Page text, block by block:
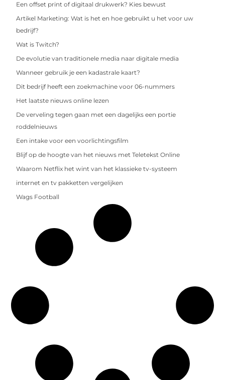
Een offset print of digitaal drukwerk? Kies bewust
Artikel Marketing: Wat is het en hoe gebruikt u het voor uw
bedrijf?
Wat is Twitch?
De evolutie van traditionele media naar digitale media
Wanneer gebruik je een kadastrale kaart?
Dit bedrijf heeft een zoekmachine voor 06-nummers
Het laatste nieuws online lezen
De verveling tegen gaan met een dagelijks een portie
roddelnieuws
Een intake voor een voorlichtingsfilm
Blijf op de hoogte van het nieuws met Teletekst Online
Waarom Netflix het wint van het klassieke tv-systeem
internet en tv pakketten vergelijken
Wags Football